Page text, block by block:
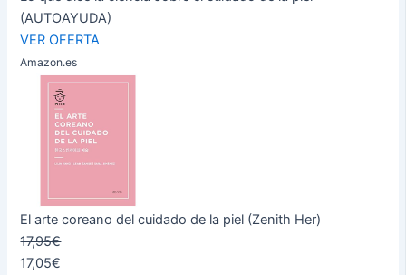
(AUTOAYUDA)
VER OFERTA
Amazon.es
El arte coreano del cuidado de la piel (Zenith Her)
17,95€
17,05€